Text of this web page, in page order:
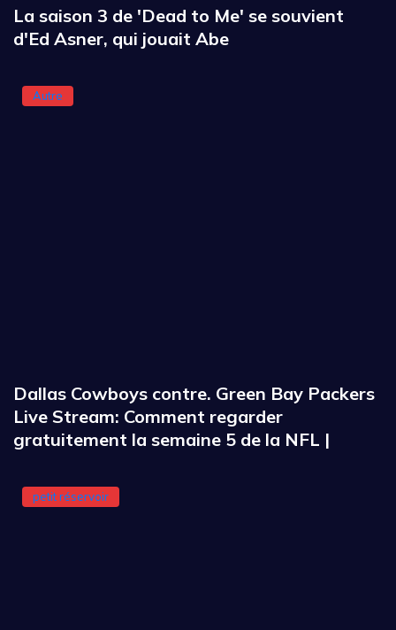
La saison 3 de 'Dead to Me' se souvient
d'Ed Asner, qui jouait Abe
Autre
Dallas Cowboys contre. Green Bay Packers
Live Stream: Comment regarder
gratuitement la semaine 5 de la NFL |
petit réservoir